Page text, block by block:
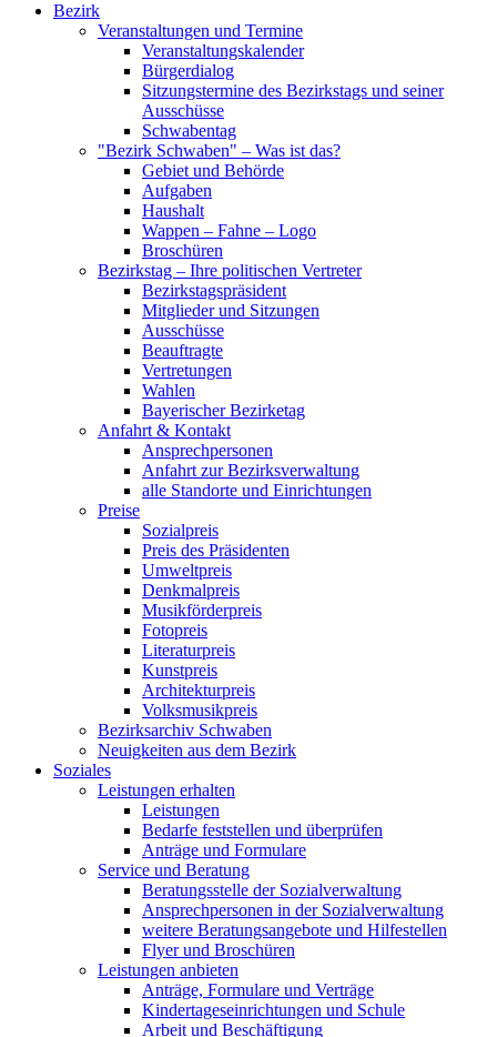
Bezirk
Veranstaltungen und Termine
Veranstaltungskalender
Bürgerdialog
Sitzungstermine des Bezirkstags und seiner
Ausschüsse
Schwabentag
"Bezirk Schwaben" – Was ist das?
Gebiet und Behörde
Aufgaben
Haushalt
Wappen – Fahne – Logo
Broschüren
Bezirkstag – Ihre politischen Vertreter
Bezirkstagspräsident
Mitglieder und Sitzungen
Ausschüsse
Beauftragte
Vertretungen
Wahlen
Bayerischer Bezirketag
Anfahrt & Kontakt
Ansprechpersonen
Anfahrt zur Bezirksverwaltung
alle Standorte und Einrichtungen
Preise
Sozialpreis
Preis des Präsidenten
Umweltpreis
Denkmalpreis
Musikförderpreis
Fotopreis
Literaturpreis
Kunstpreis
Architekturpreis
Volksmusikpreis
Bezirksarchiv Schwaben
Neuigkeiten aus dem Bezirk
Soziales
Leistungen erhalten
Leistungen
Bedarfe feststellen und überprüfen
Anträge und Formulare
Service und Beratung
Beratungsstelle der Sozialverwaltung
Ansprechpersonen in der Sozialverwaltung
weitere Beratungsangebote und Hilfestellen
Flyer und Broschüren
Leistungen anbieten
Anträge, Formulare und Verträge
Kindertageseinrichtungen und Schule
Arbeit und Beschäftigung